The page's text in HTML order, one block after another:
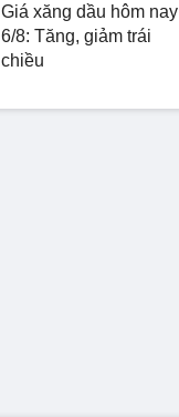
Giá xăng dầu hôm nay
6/8: Tăng, giảm trái
chiều